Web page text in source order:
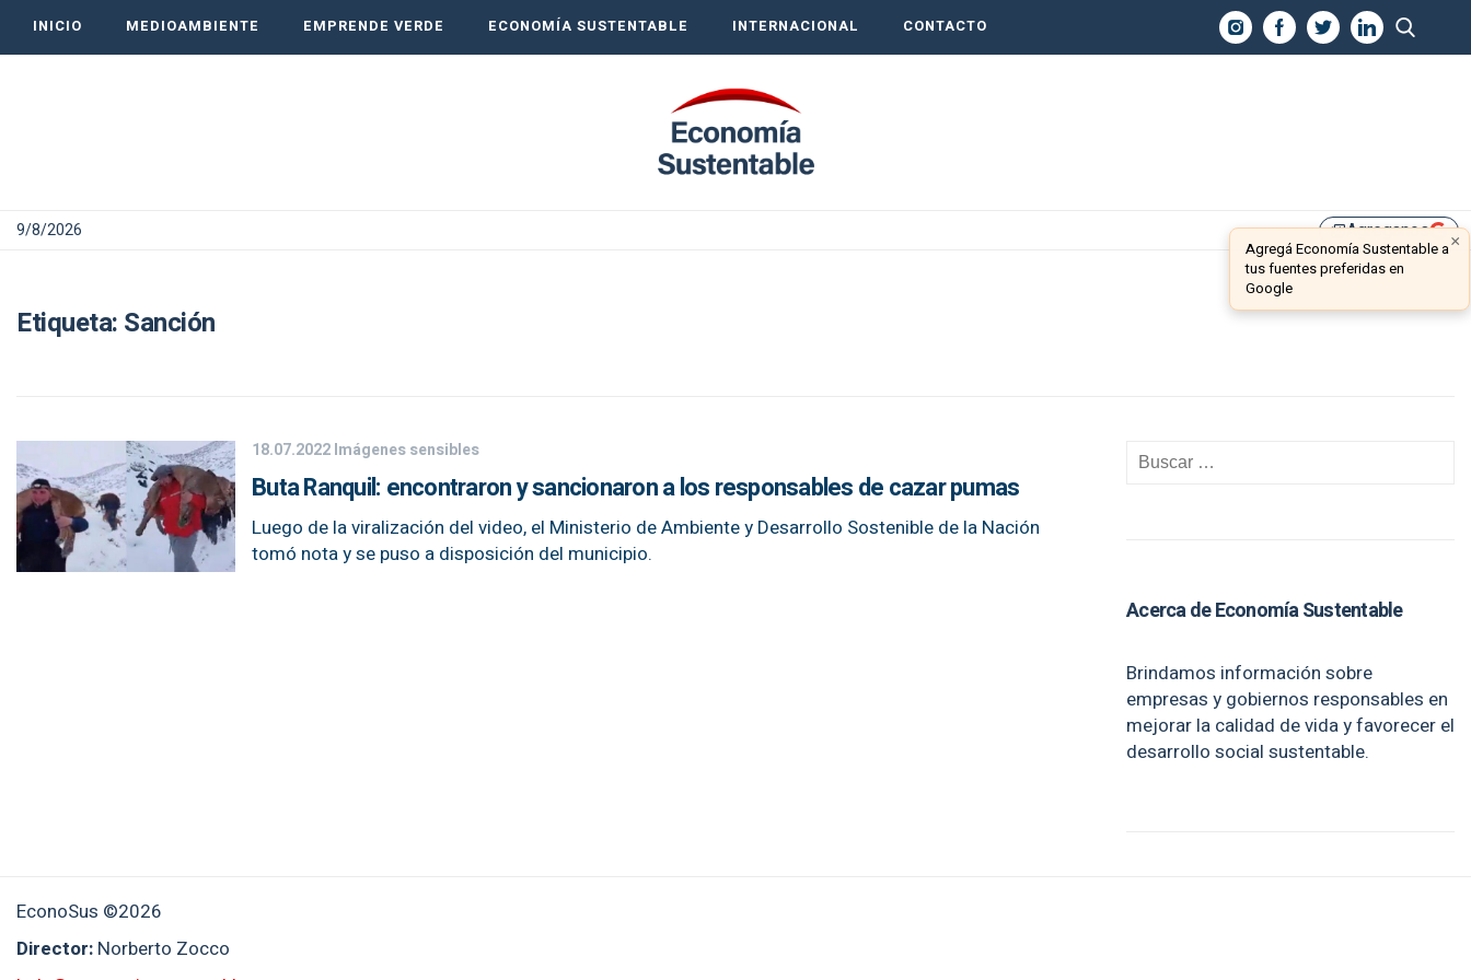
INICIO MEDIOAMBIENTE EMPRENDE VERDE ECONOMÍA SUSTENTABLE INTERNACIONAL CONTACTO
9/8/2026 library_addAgreganos ×
Agregá Economía Sustentable a
tus fuentes preferidas en
Google
Etiqueta: Sanción
18.07.2022Imágenes sensibles
Buta Ranquil: encontraron y sancionaron a los responsables de cazar pumas
Luego de la viralización del video, el Ministerio de Ambiente y Desarrollo Sostenible de la Nación
tomó nota y se puso a disposición del municipio.
Acerca de Economía Sustentable
Brindamos información sobre
empresas y gobiernos responsables en
mejorar la calidad de vida y favorecer el
desarrollo social sustentable.
EconoSus ©2026
Director: Norberto Zocco